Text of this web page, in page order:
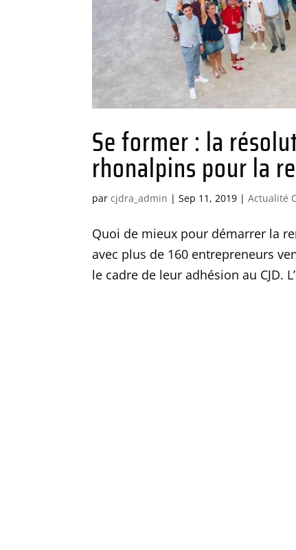
Se former : la
rhonalpins pour la
parcjdra_admin |Sep 11, 2019 |Actualité
Quoi de mieux pour démarrer la
avec plus de 160 entrepreneurs
le cadre de leur adhésion au CJD.